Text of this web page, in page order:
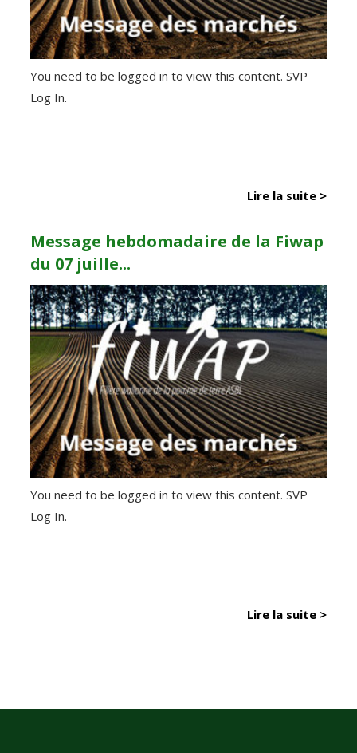
You need to be logged in to view this content. SVP
Log In.
Lire la suite >
Message hebdomadaire de la Fiwap
du 07 juille...
You need to be logged in to view this content. SVP
Log In.
Lire la suite >